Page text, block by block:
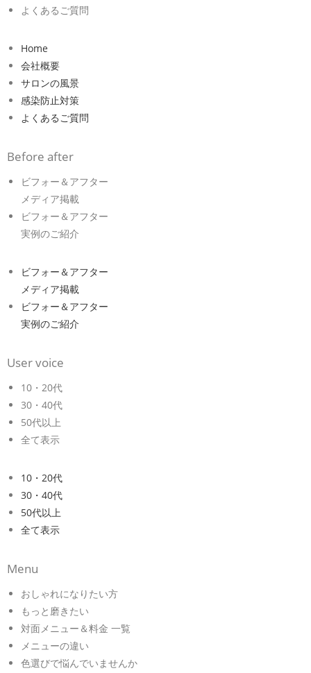
よくあるご質問
Home
会社概要
サロンの風景
感染防止対策
よくあるご質問
Before after
ビフォー＆アフター
メディア掲載
ビフォー＆アフター
実例のご紹介
ビフォー＆アフター
メディア掲載
ビフォー＆アフター
実例のご紹介
User voice
10・20代
30・40代
50代以上
全て表示
10・20代
30・40代
50代以上
全て表示
Menu
おしゃれになりたい方
もっと磨きたい
対面メニュー＆料金 一覧
メニューの違い
色選びで悩んでいませんか